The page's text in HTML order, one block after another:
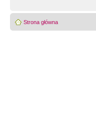
Strona główna